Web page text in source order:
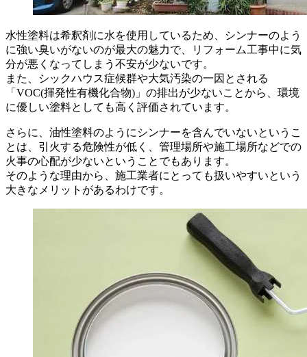
水性塗料は希釈剤に水を使用しているため、シンナーのよう
に強い臭いがないのが最大の魅力で、リフォーム工事中に気
分が悪くなってしまう不安が少ないです。
また、シックハウス症候群や大気汚染の一因とされる
「VOC(揮発性有機化合物)」の排出が少ないことから、環境
に優しい塗料としても高く評価されています。
さらに、油性塗料のようにシンナーを含んでいないというこ
とは、引火する危険性が低く、管理場所や施工場所などでの
火事の心配が少ないということでもあります。
そのような理由から、施工業者にとっても扱いやすいという
大きなメリットがあるわけです。